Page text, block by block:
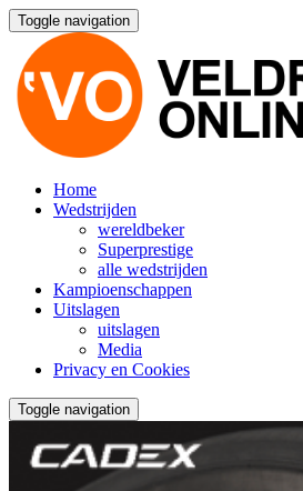
Toggle navigation
Home
Wedstrijden
wereldbeker
Superprestige
alle wedstrijden
Kampioenschappen
Uitslagen
uitslagen
Media
Privacy en Cookies
Toggle navigation